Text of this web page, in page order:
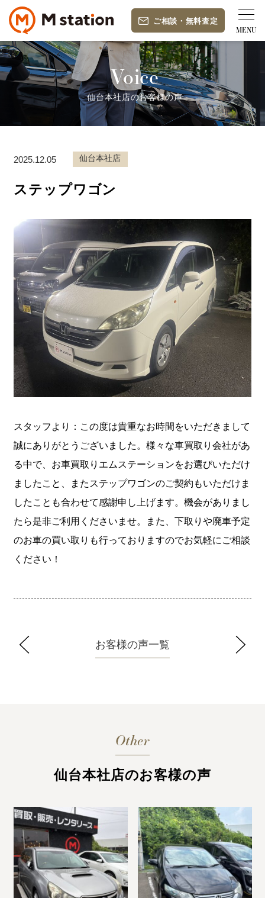
ご相談 ・ 無料査定
Voice
仙台本社店のお客様の声
2025.12.05 仙台本社店
ステップワゴン
スタッフより：この度は貴重なお時間をいただきまして
誠にありがとうございました。様々な車買取り会社があ
る中で、お車買取りエムステーションをお選びいただけ
ましたこと、またステップワゴンのご契約もいただけま
したことも合わせて感謝申し上げます。機会がありまし
たら是非ご利用くださいませ。また、下取りや廃車予定
のお車の買い取りも行っておりますのでお気軽にご相談
ください！
お客様の声一覧
Other
仙台本社店のお客様の声